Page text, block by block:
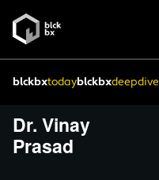
blckbxtodayblckbxdeepdive
Dr. Vinay
Prasad